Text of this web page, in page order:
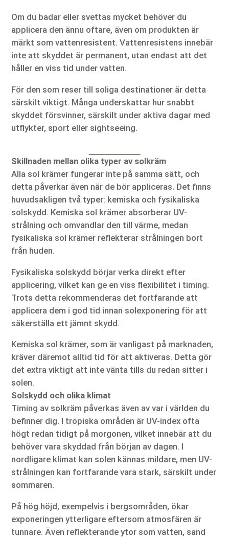
Om du badar eller svettas mycket behöver du
applicera den ännu oftare, även om produkten är
märkt som vattenresistent. Vattenresistens innebär
inte att skyddet är permanent, utan endast att det
håller en viss tid under vatten.
För den som reser till soliga destinationer är detta
särskilt viktigt. Många underskattar hur snabbt
skyddet försvinner, särskilt under aktiva dagar med
utflykter, sport eller sightseeing.
Skillnaden mellan olika typer av solkräm
Alla sol krämer fungerar inte på samma sätt, och
detta påverkar även när de bör appliceras. Det finns
huvudsakligen två typer: kemiska och fysikaliska
solskydd. Kemiska sol krämer absorberar UV-
strålning och omvandlar den till värme, medan
fysikaliska sol krämer reflekterar strålningen bort
från huden.
Fysikaliska solskydd börjar verka direkt efter
applicering, vilket kan ge en viss flexibilitet i timing.
Trots detta rekommenderas det fortfarande att
applicera dem i god tid innan solexponering för att
säkerställa ett jämnt skydd.
Kemiska sol krämer, som är vanligast på marknaden,
kräver däremot alltid tid för att aktiveras. Detta gör
det extra viktigt att inte vänta tills du redan sitter i
solen.
Solskydd och olika klimat
Timing av solkräm påverkas även av var i världen du
befinner dig. I tropiska områden är UV-index ofta
högt redan tidigt på morgonen, vilket innebär att du
behöver vara skyddad från början av dagen. I
nordligare klimat kan solen kännas mildare, men UV-
strålningen kan fortfarande vara stark, särskilt under
sommaren.
På hög höjd, exempelvis i bergsområden, ökar
exponeringen ytterligare eftersom atmosfären är
tunnare. Även reflekterande ytor som vatten, sand